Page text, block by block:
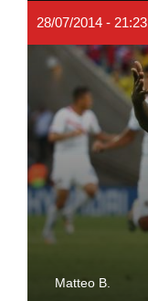
28/07/2014 - 21:23
Matteo B.